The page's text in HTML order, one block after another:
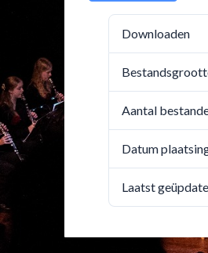
Downloaden
Aantal
Datum
Laatst